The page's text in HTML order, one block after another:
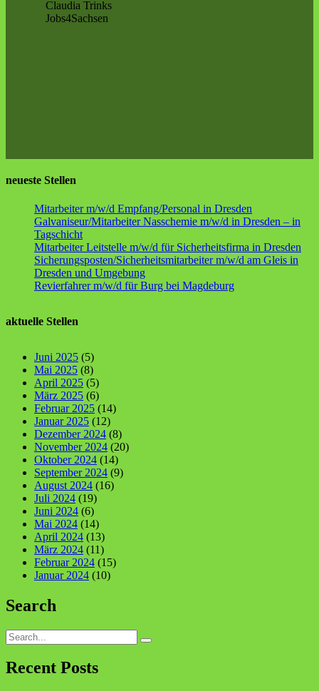
Claudia Trinks
Jobs4Sachsen
neueste Stellen
Mitarbeiter m/w/d Empfang/Personal in Dresden
Galvaniseur/Mitarbeiter Nasschemie m/w/d in Dresden – in
Tagschicht
Mitarbeiter Leitstelle m/w/d für Sicherheitsfirma in Dresden
Sicherungsposten/Sicherheitsmitarbeiter m/w/d am Gleis in
Dresden und Umgebung
Revierfahrer m/w/d für Burg bei Magdeburg
aktuelle Stellen
Juni 2025 (5)
Mai 2025 (8)
April 2025 (5)
März 2025 (6)
Februar 2025 (14)
Januar 2025 (12)
Dezember 2024 (8)
November 2024 (20)
Oktober 2024 (14)
September 2024 (9)
August 2024 (16)
Juli 2024 (19)
Juni 2024 (6)
Mai 2024 (14)
April 2024 (13)
März 2024 (11)
Februar 2024 (15)
Januar 2024 (10)
Search
Search
for:
Recent Posts